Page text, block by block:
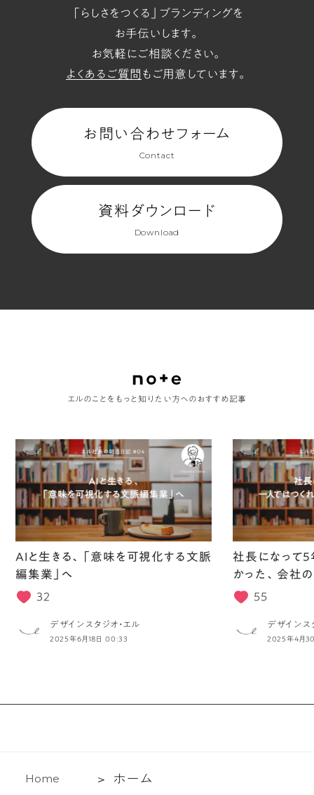
「らしさをつくる」ブランディングを
お手伝いします。
お気軽にご相談ください。
よくあるご質問 もご用意しています。
お問い合わせフォーム
Contact
資料ダウンロード
Download
エルのことをもっと知りたい方へのおすすめ記事
AIと生きる、「意味を可視化する文脈
編集業」へ
32
デザインスタジオ・エル
2025年6月18日 00:33
社長になって5
かった、会社
55
デザインス
2025年4月
Home
ホ
ホーム